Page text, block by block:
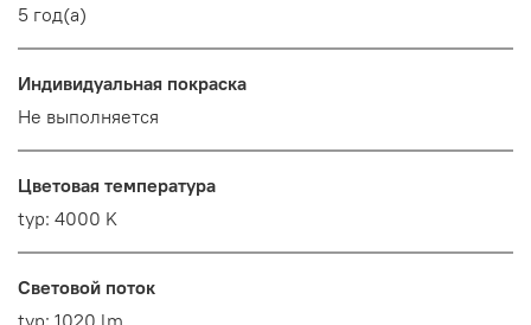
5 год(а)
Индивидуальная покраска
Не выполняется
Цветовая температура
typ: 4000 K
Световой поток